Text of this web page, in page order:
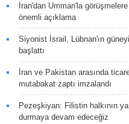
İran'dan Umman'la
önemli açıklama
Siyonist İsrail, Lübnan'ın
başlattı
İran ve Pakistan arasında
mutabakat zaptı imzalandı
Pezeşkiyan: Filistin halkının
durmaya devam edeceğiz